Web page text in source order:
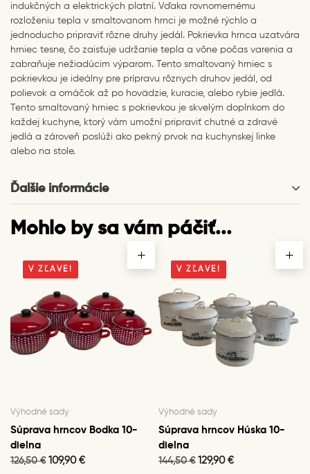
indukčných a elektrických platní. Vďaka rovnomernému
rozloženiu tepla v smaltovanom hrnci je možné rýchlo a
jednoducho pripraviť rôzne druhy jedál. Pokrievka hrnca uzatvára
hrniec tesne, čo zaisťuje udržanie tepla a vône počas varenia a
zabraňuje nežiadúcim výparom. Tento smaltovaný hrniec s
pokrievkou je ideálny pre prípravu rôznych druhov jedál, od
polievok a omáčok až po hovädzie, kuracie, alebo rybie jedlá.
Tento smaltovaný hrniec s pokrievkou je skvelým doplnkom do
každej kuchyne, ktorý vám umožní pripraviť chutné a zdravé
jedlá a zároveň poslúži ako pekný prvok na kuchynskej linke
alebo na stole.
Ďalšie informácie
Mohlo by sa vám páčiť...
V ZĽAVE!
Výhodné sady
Súprava hrncov Bodka 10-
dielna
126,50€
Original 109,90 €
Current
V ZĽAVE!
Výhodné sady
Súprava hrncov Húska 10-
dielna
144,50€
Original 129,90 €
Current